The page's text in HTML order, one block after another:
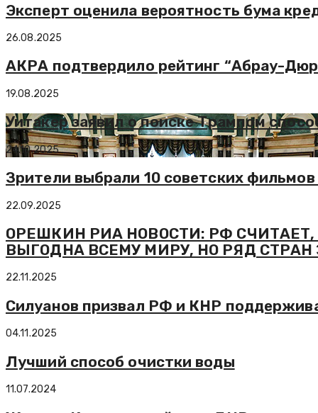
Эксперт оценила вероятность бума
26.08.2025
АКРА подтвердило рейтинг “Абрау-
19.08.2025
Уитакер заявил о поиске Трампом
24.10.2025
Зрители выбрали 10 советских
22.09.2025
ОРЕШКИН РИА НОВОСТИ: РФ
ВЫГОДНА ВСЕМУ МИРУ, НО РЯД
22.11.2025
Силуанов призвал РФ и КНР
04.11.2025
Лучший способ очистки воды
11.07.2024